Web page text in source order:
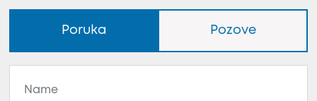
Poruka Pozove